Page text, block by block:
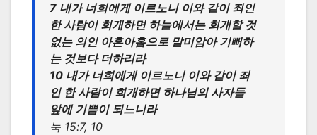
7 내가 너희에게 이르노니 이와 같이 죄인
한 사람이 회개하면 하늘에서는 회개할 것
없는 의인 아흔아홉으로 말미암아 기뻐하
는 것보다 더하리라
10 내가 너희에게 이르노니 이와 같이 죄
인 한 사람이 회개하면 하나님의 사자들
앞에 기쁨이 되느니라
눅 15:7, 10